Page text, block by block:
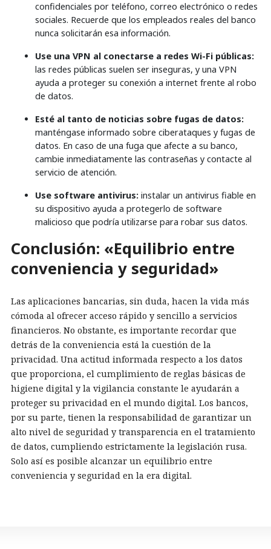
confidenciales por teléfono, correo electrónico o redes
sociales. Recuerde que los empleados reales del banco
nunca solicitarán esa información.
Use una VPN al conectarse a redes Wi-Fi públicas:
las redes públicas suelen ser inseguras, y una VPN
ayuda a proteger su conexión a internet frente al robo
de datos.
Esté al tanto de noticias sobre fugas de datos:
manténgase informado sobre ciberataques y fugas de
datos. En caso de una fuga que afecte a su banco,
cambie inmediatamente las contraseñas y contacte al
servicio de atención.
Use software antivirus: instalar un antivirus fiable en
su dispositivo ayuda a protegerlo de software
malicioso que podría utilizarse para robar sus datos.
Conclusión: «Equilibrio entre
conveniencia y seguridad»
Las aplicaciones bancarias, sin duda, hacen la vida más
cómoda al ofrecer acceso rápido y sencillo a servicios
financieros. No obstante, es importante recordar que
detrás de la conveniencia está la cuestión de la
privacidad. Una actitud informada respecto a los datos
que proporciona, el cumplimiento de reglas básicas de
higiene digital y la vigilancia constante le ayudarán a
proteger su privacidad en el mundo digital. Los bancos,
por su parte, tienen la responsabilidad de garantizar un
alto nivel de seguridad y transparencia en el tratamiento
de datos, cumpliendo estrictamente la legislación rusa.
Solo así es posible alcanzar un equilibrio entre
conveniencia y seguridad en la era digital.